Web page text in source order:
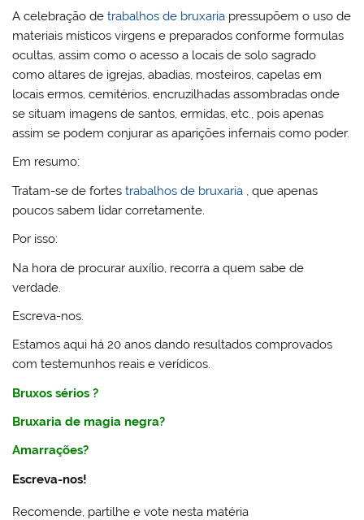
A celebração detrabalhos de bruxaria pressupõem o uso de
materiais místicos virgens e preparados conforme formulas
ocultas, assim como o acesso a locais de solo sagrado
como altares de igrejas, abadias, mosteiros, capelas em
locais ermos, cemitérios, encruzilhadas assombradas onde
se situam imagens de santos, ermidas, etc., pois apenas
assim se podem conjurar as aparições infernais como poder.
Em resumo:
Tratam-se de fortestrabalhos de bruxaria , que apenas
poucos sabem lidar corretamente.
Por isso:
Na hora de procurar auxílio, recorra a quem sabe de
verdade.
Escreva-nos.
Estamos aqui há 20 anos dando resultados comprovados
com testemunhos reais e verídicos.
Bruxos sérios ?
Bruxaria de magia negra?
Amarrações?
Escreva-nos!
Recomende, partilhe e vote nesta matéria